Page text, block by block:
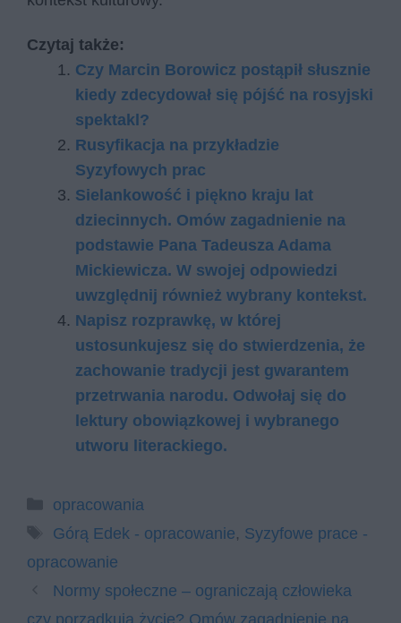
Czytaj także:
Czy Marcin Borowicz postąpił słusznie
kiedy zdecydował się pójść na rosyjski
spektakl?
Rusyfikacja na przykładzie
Syzyfowych prac
Sielankowość i piękno kraju lat
dziecinnych. Omów zagadnienie na
podstawie Pana Tadeusza Adama
Mickiewicza. W swojej odpowiedzi
uwzględnij również wybrany kontekst.
Napisz rozprawkę, w której
ustosunkujesz się do stwierdzenia, że
zachowanie tradycji jest gwarantem
przetrwania narodu. Odwołaj się do
lektury obowiązkowej i wybranego
utworu literackiego.
Kategorie
opracowania
Tagi
Górą Edek - opracowanie, Syzyfowe prace -
opracowanie
Normy społeczne – ograniczają człowieka
czy porządkują życie? Omów zagadnienie na